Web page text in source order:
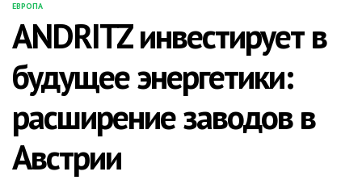
ОПУБЛИКОВАНО
ЕВРОПА
ANDRITZ инвестирует в
будущее энергетики:
расширение заводов в
Австрии